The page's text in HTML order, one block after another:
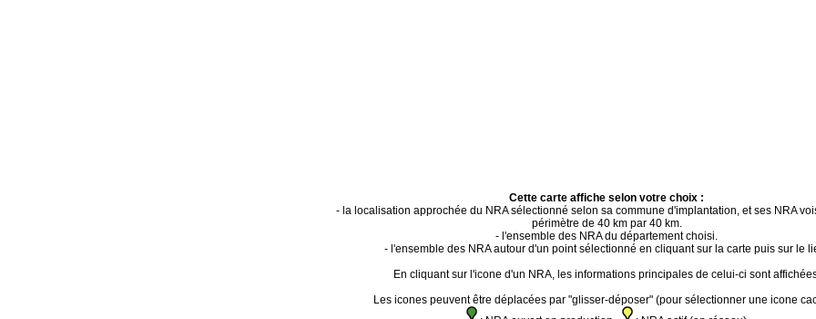
Cette carte affiche selon votre choix :
- la localisation approchée du NRA sélectionné selon sa commune d'implantation, et ses NRA
périmètre de 40 km par 40 km.
- l'ensemble des NRA du département choisi.
- l'ensemble des NRA autour d'un point sélectionné en cliquant sur la carte puis sur le
En cliquant sur l'icone d'un NRA, les informations principales de celui-ci sont
Les icones peuvent être déplacées par "glisser-déposer" (pour sélectionner une icone